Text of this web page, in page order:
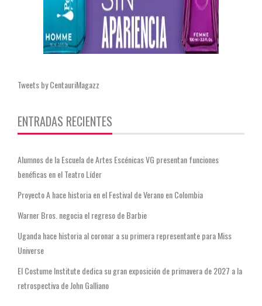
Tweets by CentauriMagazz
ENTRADAS RECIENTES
Alumnos de la Escuela de Artes Escénicas VG presentan funciones
benéficas en el Teatro Líder
Proyecto A hace historia en el Festival de Verano en Colombia
Warner Bros. negocia el regreso de Barbie
Uganda hace historia al coronar a su primera representante para Miss
Universe
El Costume Institute dedica su gran exposición de primavera de 2027 a la
retrospectiva de John Galliano